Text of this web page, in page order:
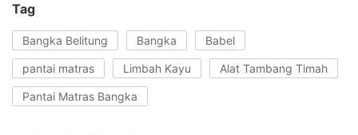
Tag
Bangka Belitung Bangka Babel
pantai matras Limbah Kayu Alat Tambang Timah
Pantai Matras Bangka